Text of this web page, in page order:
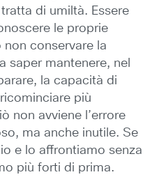
di umiltà. Essere
le proprie
conservare la
saper mantenere, nel
la capacità di
più
non avviene l’errore
ma anche inutile. Se
e lo affrontiamo senza
più forti di prima.